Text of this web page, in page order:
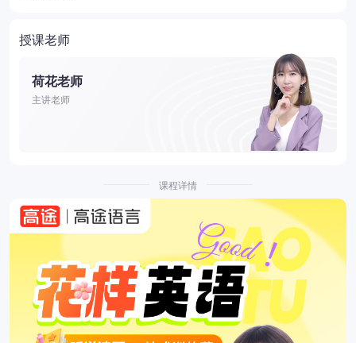
授课老师
荷花老师
主讲老师
课程详情